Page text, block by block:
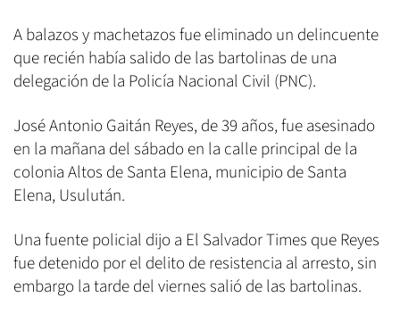
A balazos y machetazos fue eliminado un delincuente
que recién había salido de las bartolinas de una
delegación de la Policía Nacional Civil (PNC).
José Antonio Gaitán Reyes, de 39 años, fue asesinado
en la mañana del sábado en la calle principal de la
colonia Altos de Santa Elena, municipio de Santa
Elena, Usulután.
Una fuente policial dijo a El Salvador Times que Reyes
fue detenido por el delito de resistencia al arresto, sin
embargo la tarde del viernes salió de las bartolinas.